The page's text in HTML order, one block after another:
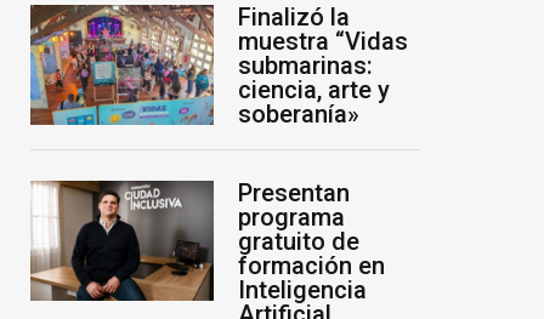
Finalizó la
muestra “Vidas
submarinas:
ciencia, arte y
soberanía»
Presentan
programa
gratuito de
formación en
Inteligencia